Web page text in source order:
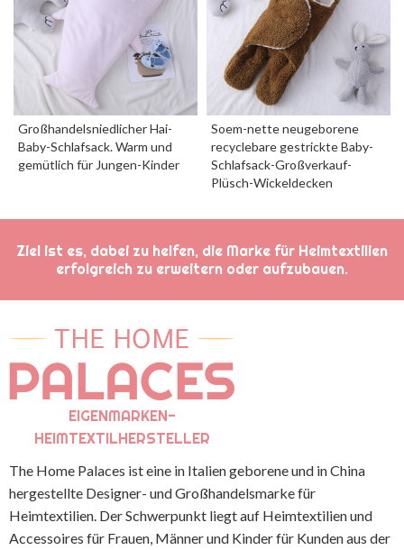
Großhandelsniedlicher Hai-
Baby-Schlafsack. Warm und
gemütlich für Jungen-Kinder
Soem-nette neugeborene
recyclebare gestrickte Baby-
Schlafsack-Großverkauf-
Plüsch-Wickeldecken
Ziel ist es, dabei zu helfen, die Marke für Heimtextilien
erfolgreich zu erweitern oder aufzubauen.
EIGENMARKEN-
HEIMTEXTILHERSTELLER
The Home Palaces ist eine in Italien geborene und in China
hergestellte Designer- und Großhandelsmarke für
Heimtextilien. Der Schwerpunkt liegt auf Heimtextilien und
Accessoires für Frauen, Männer und Kinder für Kunden aus der